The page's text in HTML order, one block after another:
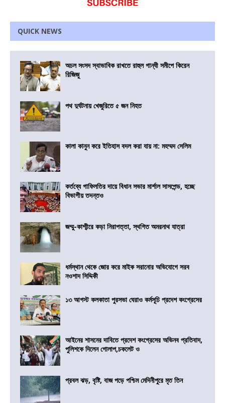
QUICK NEWS
অচল সংসদ স্বাভাবিক রাখতে রাহুল গান্ধী সমীপে কিরেন
রিজিজু
পথ দুর্ঘটনায় খেজুরিতে ৫ জন নিহত
কালা কানুন করে ইতিহাস বদল করা যায় না: মহম্মদ সেলিম
কর্তব্যে গাফিলতির দায়ে বিধান সভার মার্শাল সাসপেন্ড, হচ্ছে
বিভাগীয় তদন্তও
জম্মু-কাশ্মীরে কড়া নিরাপত্তা, স্থগিত অমরনাথ যাত্রা
ধর্মস্থান থেকে জোর করে মাইক সরানোর অভিযোগে সরব
নওশাদ সিদ্দিকী
১৩ আগস্ট কলকাতা পুরসভা ঘেরাও কর্মসূচি প্রদেশ কংগ্রেসের
আইনের শাসনের দাবিতে প্রদেশ কংগ্রেসের অভিনব প্রতিবাদ,
পুলিশকে দিলেন গোলাপ,চকলেট ও
প্রবল ঝড়, বৃষ্টি, বাজ পড়ে পশ্চিম মেদিনীপুরে মৃত তিন